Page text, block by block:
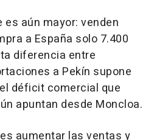
es aún mayor: venden
a España solo 7.400
diferencia entre
a Pekín supone
déficit comercial que
apuntan desde Moncloa.
aumentar las ventas y